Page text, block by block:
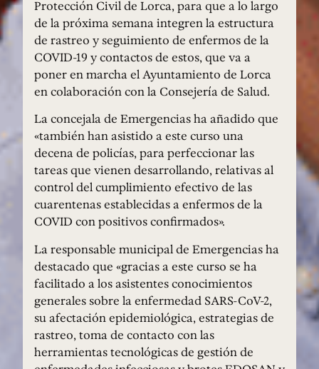
Protección Civil de Lorca, para que a lo largo
de la próxima semana integren la estructura
de rastreo y seguimiento de enfermos de la
COVID-19 y contactos de estos, que va a
poner en marcha el Ayuntamiento de Lorca
en colaboración con la Consejería de Salud.
La concejala de Emergencias ha añadido que
«también han asistido a este curso una
decena de policías, para perfeccionar las
tareas que vienen desarrollando, relativas al
control del cumplimiento efectivo de las
cuarentenas establecidas a enfermos de la
COVID con positivos confirmados».
La responsable municipal de Emergencias ha
destacado que «gracias a este curso se ha
facilitado a los asistentes conocimientos
generales sobre la enfermedad SARS-CoV-2,
su afectación epidemiológica, estrategias de
rastreo, toma de contacto con las
herramientas tecnológicas de gestión de